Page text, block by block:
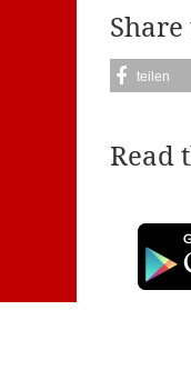
teilen
Read